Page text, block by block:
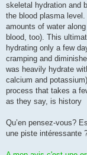
skeletal hydration and
the blood plasma
amounts of water
blood, too). This
hydrating only a few
cramping and
was heavily hydrate
calcium and
process that takes a
as they say, is history
Qu’en pensez-vous?
une piste intéressante